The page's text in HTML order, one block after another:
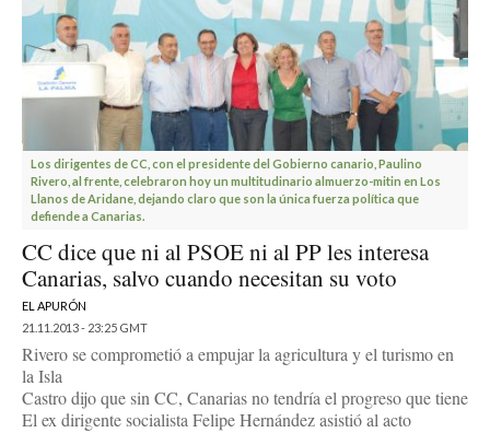
Los dirigentes de CC, con el presidente del Gobierno canario, Paulino
Rivero, al frente, celebraron hoy un multitudinario almuerzo-mitin en Los
Llanos de Aridane, dejando claro que son la única fuerza política que
defiende a Canarias.
CC dice que ni al PSOE ni al PP les interesa
Canarias, salvo cuando necesitan su voto
EL APURÓN
21.11.2013 - 23:25 GMT
Rivero se comprometió a empujar la agricultura y el turismo en
la Isla
Castro dijo que sin CC, Canarias no tendría el progreso que tiene
El ex dirigente socialista Felipe Hernández asistió al acto